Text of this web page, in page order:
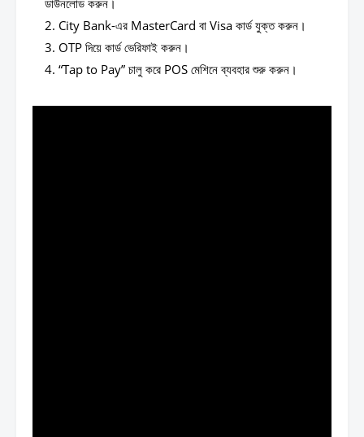
ডাউনলোড করুন।
City Bank-এর MasterCard বা Visa কার্ড যুক্ত করুন।
OTP দিয়ে কার্ড ভেরিফাই করুন।
“Tap to Pay” চালু করে POS মেশিনে ব্যবহার শুরু করুন।